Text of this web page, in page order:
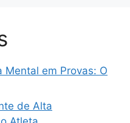
Mental em Provas: O
de Alta